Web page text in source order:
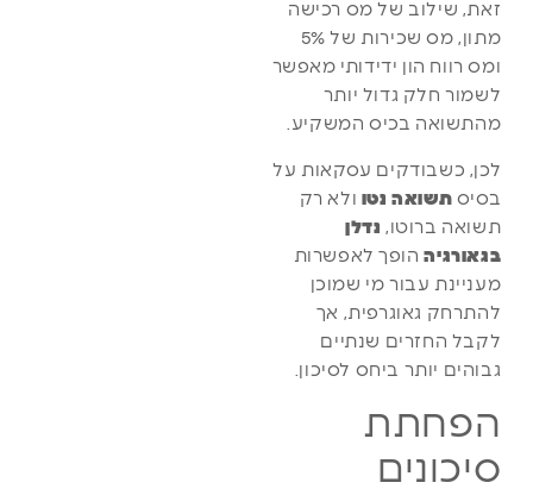
זאת, שילוב של מס רכישה
מתון, מס שכירות של 5%
ומס רווח הון ידידותי מאפשר
לשמור חלק גדול יותר
מהתשואה בכיס המשקיע.
לכן, כשבודקים עסקאות על
בסיס תשואה נטו ולא רק
תשואה ברוטו, נדלן
בגאורגיההופך לאפשרות
מעניינת עבור מי שמוכן
להתרחק גאוגרפית, אך
לקבל החזרים שנתיים
גבוהים יותר ביחס לסיכון.
הפחתת
סיכונים